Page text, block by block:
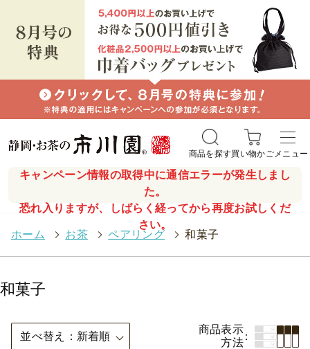
キャンペーン情報の取得中に通信エラーが発生しまし
た。
恐れ入りますが、しばらく経ってから再度お試しくだ
さい。
商品を探す買い物かごメニュー
ホーム > お茶 > ペアリング > 和菓子
和菓子
並べ替え 新着順
商品表示
方法